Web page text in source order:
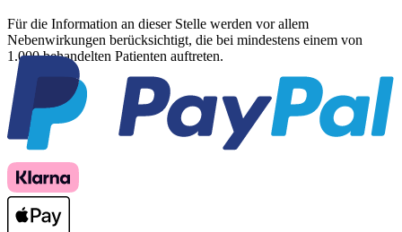
Für die Information an dieser Stelle werden vor allem
Nebenwirkungen berücksichtigt, die bei mindestens einem von
1.000 behandelten Patienten auftreten.